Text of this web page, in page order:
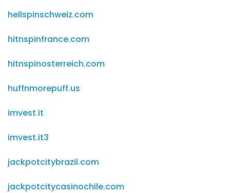
hellspinschweiz.com
hitnspinfrance.com
hitnspinosterreich.com
huffnmorepuff.us
imvest.it
imvest.it3
jackpotcitybrazil.com
jackpotcitycasinochile.com